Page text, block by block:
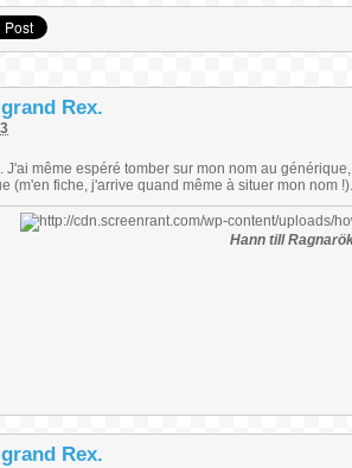
Rex.
J'ai même espéré tomber sur mon nom au
(m'en fiche, j'arrive quand même à situer mon nom
Hann till
Rex.